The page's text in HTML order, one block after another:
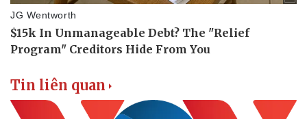
Tin liên quan